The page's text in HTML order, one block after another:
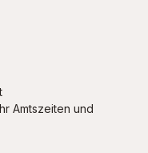
Amtszeiten und